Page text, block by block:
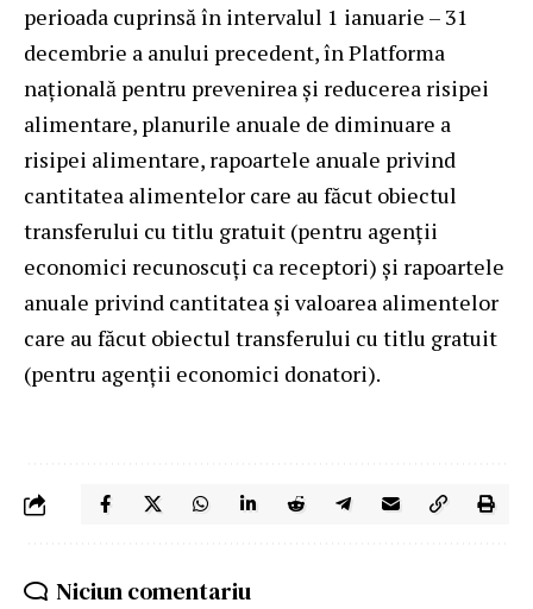
perioada cuprinsă în intervalul 1 ianuarie – 31
decembrie a anului precedent, în Platforma
națională pentru prevenirea și reducerea risipei
alimentare, planurile anuale de diminuare a
risipei alimentare, rapoartele anuale privind
cantitatea alimentelor care au făcut obiectul
transferului cu titlu gratuit (pentru agenții
economici recunoscuți ca receptori) și rapoartele
anuale privind cantitatea și valoarea alimentelor
care au făcut obiectul transferului cu titlu gratuit
(pentru agenții economici donatori).
Niciun comentariu